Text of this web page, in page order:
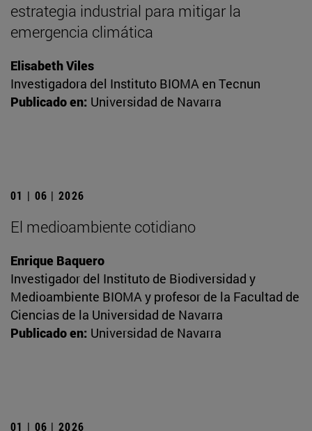
estrategia industrial para mitigar la
emergencia climática
Elisabeth Viles
Investigadora del Instituto BIOMA en Tecnun
Publicado en: Universidad de Navarra
01 | 06 | 2026
El medioambiente cotidiano
Enrique Baquero
Investigador del Instituto de Biodiversidad y
Medioambiente BIOMA y profesor de la Facultad de
Ciencias de la Universidad de Navarra
Publicado en: Universidad de Navarra
01 | 06 | 2026